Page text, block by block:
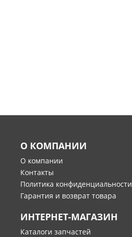
О КОМПАНИИ
О компании
Контакты
Политика конфиденциальности
Гарантия и возврат товара
ИНТЕРНЕТ-МАГАЗИН
Каталоги запчастей